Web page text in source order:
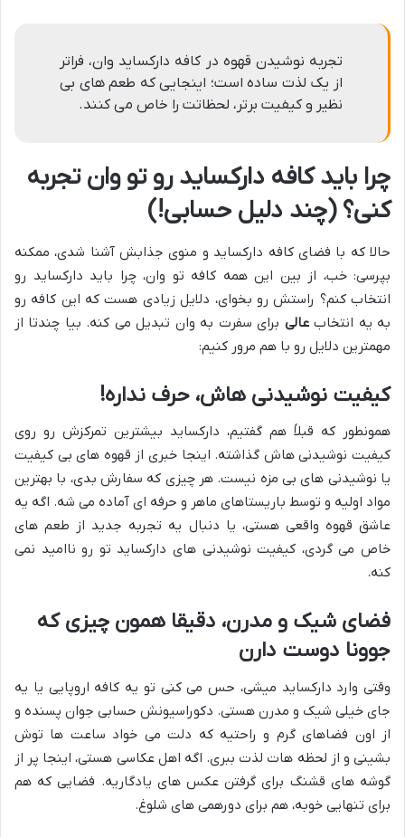
تجربه نوشیدن قهوه در کافه دارکساید وان، فراتر
از یک لذت ساده است؛ اینجایی که طعم های بی
نظیر و کیفیت برتر، لحظاتت را خاص می کنند.
چرا باید کافه دارکساید رو تو وان تجربه
کنی؟ (چند دلیل حسابی!)
حالا که با فضای کافه دارکساید و منوی جذابش آشنا شدی، ممکنه
بپرسی: خب، از بین این همه کافه تو وان، چرا باید دارکساید رو
انتخاب کنم؟ راستش رو بخوای، دلایل زیادی هست که این کافه رو
به یه انتخابعالی برای سفرت به وان تبدیل می کنه. بیا چندتا از
مهمترین دلایل رو با هم مرور کنیم:
کیفیت نوشیدنی هاش، حرف نداره!
همونطور که قبلاً هم گفتیم، دارکساید بیشترین تمرکزش رو روی
کیفیت نوشیدنی هاش گذاشته. اینجا خبری از قهوه های بی کیفیت
یا نوشیدنی های بی مزه نیست. هر چیزی که سفارش بدی، با بهترین
مواد اولیه و توسط باریستاهای ماهر و حرفه ای آماده می شه. اگه یه
عاشق قهوه واقعی هستی، یا دنبال یه تجربه جدید از طعم های
خاص می گردی، کیفیت نوشیدنی های دارکساید تو رو ناامید نمی
کنه.
فضای شیک و مدرن، دقیقا همون چیزی که
جوونا دوست دارن
وقتی وارد دارکساید میشی، حس می کنی تو یه کافه اروپایی یا یه
جای خیلی شیک و مدرن هستی. دکوراسیونش حسابی جوان پسنده و
از اون فضاهای گرم و راحتیه که دلت می خواد ساعت ها توش
بشینی و از لحظه هات لذت ببری. اگه اهل عکاسی هستی، اینجا پر از
گوشه های قشنگ برای گرفتن عکس های یادگاریه. فضایی که هم
برای تنهایی خوبه، هم برای دورهمی های شلوغ.